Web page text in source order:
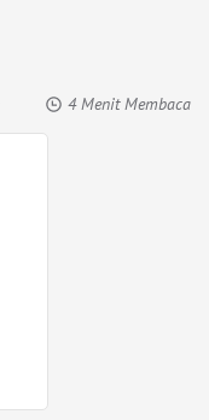
4 Menit Membaca